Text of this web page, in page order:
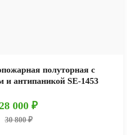
полуторная с
и антипаникой SE-1453
28 000 ₽
30 800 ₽